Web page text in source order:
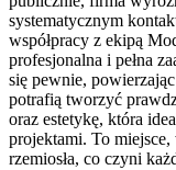
systematycznym
współpracy z ekipą
profesjonalna i pełna
się pewnie,
potrafią tworzyć
oraz estetykę, która
projektami. To
rzemiosła, co czyni